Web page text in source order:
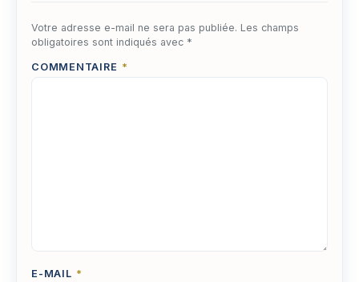
Votre adresse e-mail ne sera pas publiée. Les champs
obligatoires sont indiqués avec *
COMMENTAIRE *
E-MAIL *